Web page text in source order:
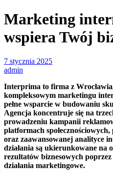
Marketing
wspiera Twój
7 stycznia 2025
admin
Interprima to firma z
kompleksowym marketingu
pełne wsparcie w budowaniu
Agencja koncentruje się na
prowadzeniu kampanii
platformach
oraz zaawansowanej analityce
działania są ukierunkowane na
rezultatów biznesowych
działania marketingowe.